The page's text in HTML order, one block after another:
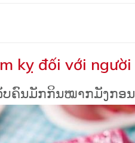
kỵ đối với
ບຄົນມັກກິນໝາກມັງກອນ